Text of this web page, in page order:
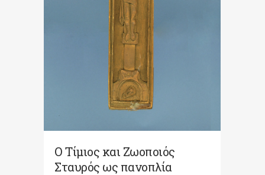
Ο Τίμιος και Ζωοποιός
Σταυρός ως πανοπλία